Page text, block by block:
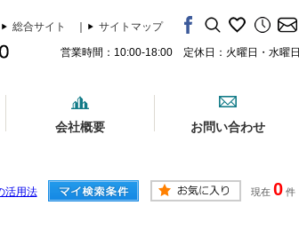
総合サイト
サイトマップ
営業時間：10:00-18:00 定休日：火曜日・水曜日
会社概要 お問い合わせ
活用法 現在 0 件